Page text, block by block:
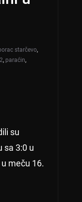
starčevo,
, paraćin,
su
sa 3:0 u
meču 16.